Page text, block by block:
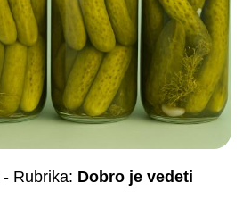
- Rubrika: Dobro je vedeti